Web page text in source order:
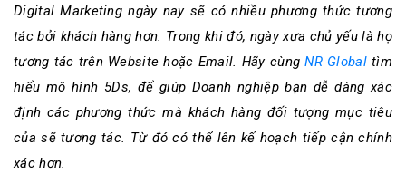
Hồ
sơ
năng
lực
Khách
hàng
Digital Marketing ngày nay sẽ có nhiều phương thức tương
tác bởi khách hàng hơn. Trong khi đó, ngày xưa chủ yếu là họ
tương tác trên Website hoặc Email. Hãy cùngNR Globaltìm
hiểu mô hình 5Ds, để giúp Doanh nghiệp bạn dễ dàng xác
định các phương thức mà khách hàng đối tượng mục tiêu
của sẽ tương tác. Từ đó có thể lên kế hoạch tiếp cận chính
xác hơn.